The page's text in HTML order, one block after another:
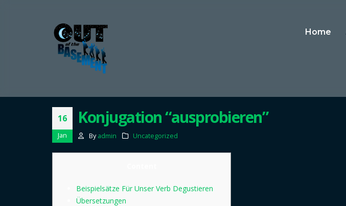
Home
16
Jan
Konjugation “ausprobieren”
By admin Uncategorized
Beispielsätze Für Unser Verb Degustieren
Übersetzungen